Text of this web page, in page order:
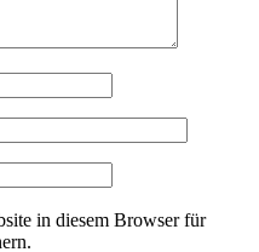
in diesem Browser für